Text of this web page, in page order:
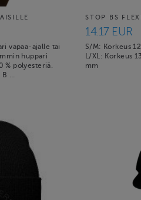
vapaa-ajalle tai
huppari
% polyesteriä.
…
STOP BS
14.17 EUR
S/M: Korkeus
L/XL: Korkeus
mm